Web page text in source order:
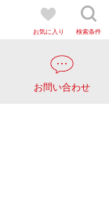
お気に入り 検索条件
お問い合わせ